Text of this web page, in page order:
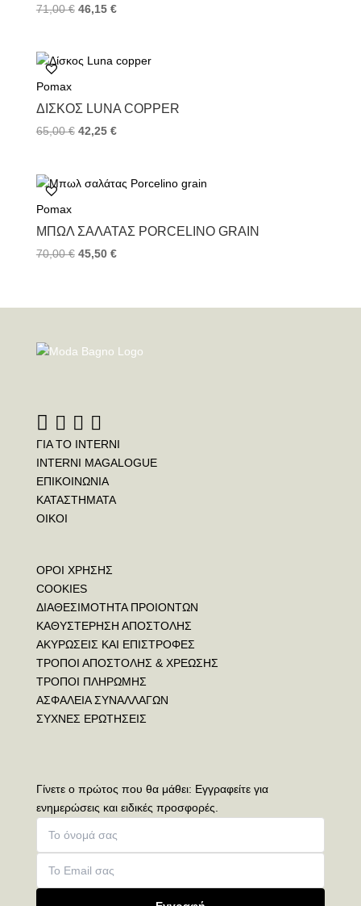
71,00€ 46,15 €
Pomax
ΔΊΣΚΟΣ LUNA COPPER
65,00€ 42,25 €
Pomax
ΜΠΩΛ ΣΑΛΆΤΑΣ PORCELINO GRAIN
70,00€ 45,50 €
ΓΙΑ ΤΟ INTERNI
INTERNI MAGALOGUE
ΕΠΙΚΟΙΝΩΝΙΑ
ΚΑΤΑΣΤΗΜΑΤΑ
ΟΙΚΟΙ
ΟΡΟΙ ΧΡΗΣΗΣ
COOKIES
ΔΙΑΘΕΣΙΜΟΤΗΤΑ ΠΡΟΙΟΝΤΩΝ
ΚΑΘΥΣΤΕΡΗΣΗ ΑΠΟΣΤΟΛΗΣ
ΑΚΥΡΩΣΕΙΣ ΚΑΙ ΕΠΙΣΤΡΟΦΕΣ
ΤΡΟΠΟΙ ΑΠΟΣΤΟΛΗΣ & ΧΡΕΩΣΗΣ
ΤΡΟΠΟΙ ΠΛΗΡΩΜΗΣ
ΑΣΦΑΛΕΙΑ ΣΥΝΑΛΛΑΓΩΝ
ΣΥΧΝΕΣ ΕΡΩΤΗΣΕΙΣ
Γίνετε ο πρώτος που θα μάθει: Εγγραφείτε για
ενημερώσεις και ειδικές προσφορές.